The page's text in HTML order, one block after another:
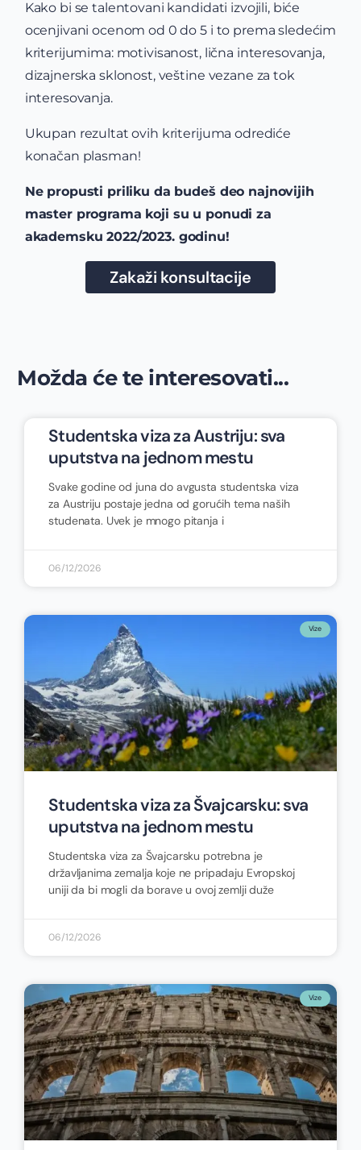
Kako bi se talentovani kandidati izvojili, biće
ocenjivani ocenom od 0 do 5 i to prema sledećim
kriterijumima: motivisanost, lična interesovanja,
dizajnerska sklonost, veštine vezane za tok
interesovanja.
Ukupan rezultat ovih kriterijuma odrediće
konačan plasman!
Ne propusti priliku da budeš deo najnovijih
master programa koji su u ponudi za
akademsku 2022/2023. godinu!
Zakaži konsultacije
Možda će te interesovati...
Studentska viza za Austriju: sva
uputstva na jednom mestu
Svake godine od juna do avgusta studentska viza
za Austriju postaje jedna od gorućih tema naših
studenata. Uvek je mnogo pitanja i
06/12/2026
Vize
Studentska viza za Švajcarsku: sva
uputstva na jednom mestu
Studentska viza za Švajcarsku potrebna je
državljanima zemalja koje ne pripadaju Evropskoj
uniji da bi mogli da borave u ovoj zemlji duže
06/12/2026
Vize